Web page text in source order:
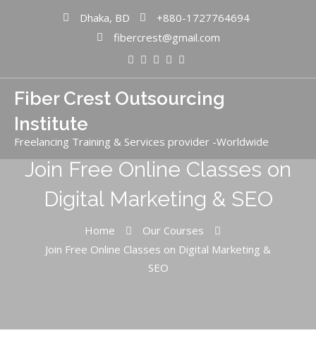
Dhaka, BD
+880-1727764694
fibercrest@gmail.com
Fiber Crest Outsourcing
Institute
Freelancing Training & Services provider -Worldwide
Join Free Online Classes on
Digital Marketing & SEO
Home
Our Courses
Join Free Online Classes on Digital Marketing &
SEO